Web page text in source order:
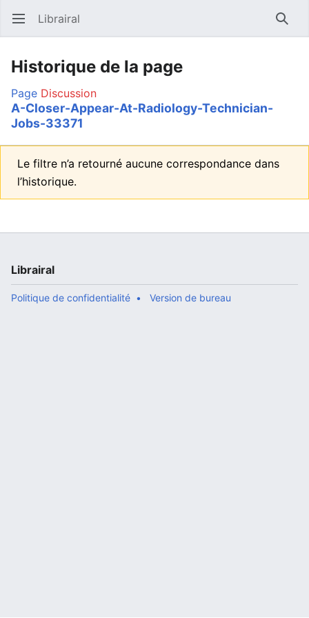
Ouvrir le menu principal Librairal
Historique de la page
Page Discussion
A-Closer-Appear-At-Radiology-Technician-
Jobs-33371
Le filtre n’a retourné aucune correspondance dans
l’historique.
Librairal
Politique de confidentialité Version de bureau